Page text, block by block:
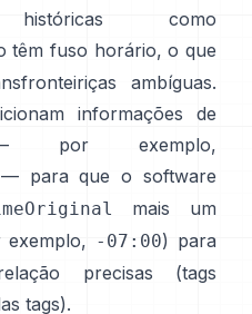
como
têm fuso horário, o que
ambíguas.
informações de
por exemplo,
— para que o software
mais um
exemplo, -07:00) para
precisas (tags
tags).